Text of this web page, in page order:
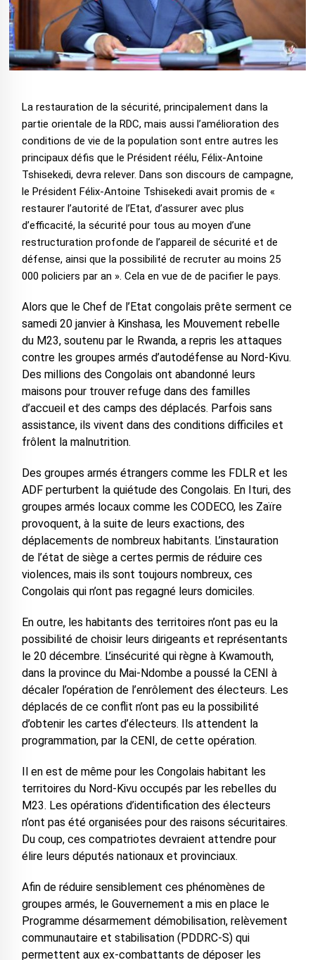
La restauration de la sécurité, principalement dans la
partie orientale de la RDC, mais aussi l’amélioration des
conditions de vie de la population sont entre autres les
principaux défis que le Président réélu, Félix-Antoine
Tshisekedi, devra relever. Dans son discours de campagne,
le Président Félix-Antoine Tshisekedi avait promis de «
restaurer l’autorité de l’Etat, d’assurer avec plus
d’efficacité, la sécurité pour tous au moyen d’une
restructuration profonde de l’appareil de sécurité et de
défense, ainsi que la possibilité de recruter au moins 25
000 policiers par an ». Cela en vue de de pacifier le pays.
Alors que le Chef de l’Etat congolais prête serment ce
samedi 20 janvier à Kinshasa, les Mouvement rebelle
du M23, soutenu par le Rwanda, a repris les attaques
contre les groupes armés d’autodéfense au Nord-Kivu.
Des millions des Congolais ont abandonné leurs
maisons pour trouver refuge dans des familles
d’accueil et des camps des déplacés. Parfois sans
assistance, ils vivent dans des conditions difficiles et
frôlent la malnutrition.
Des groupes armés étrangers comme les FDLR et les
ADF perturbent la quiétude des Congolais. En Ituri, des
groupes armés locaux comme les CODECO, les Zaïre
provoquent, à la suite de leurs exactions, des
déplacements de nombreux habitants. L’instauration
de l’état de siège a certes permis de réduire ces
violences, mais ils sont toujours nombreux, ces
Congolais qui n’ont pas regagné leurs domiciles.
En outre, les habitants des territoires n’ont pas eu la
possibilité de choisir leurs dirigeants et représentants
le 20 décembre. L’insécurité qui règne à Kwamouth,
dans la province du Mai-Ndombe a poussé la CENI à
décaler l’opération de l’enrôlement des électeurs. Les
déplacés de ce conflit n’ont pas eu la possibilité
d’obtenir les cartes d’électeurs. Ils attendent la
programmation, par la CENI, de cette opération.
Il en est de même pour les Congolais habitant les
territoires du Nord-Kivu occupés par les rebelles du
M23. Les opérations d’identification des électeurs
n’ont pas été organisées pour des raisons sécuritaires.
Du coup, ces compatriotes devraient attendre pour
élire leurs députés nationaux et provinciaux.
Afin de réduire sensiblement ces phénomènes de
groupes armés, le Gouvernement a mis en place le
Programme désarmement démobilisation, relèvement
communautaire et stabilisation (PDDRC-S) qui
permettent aux ex-combattants de déposer les